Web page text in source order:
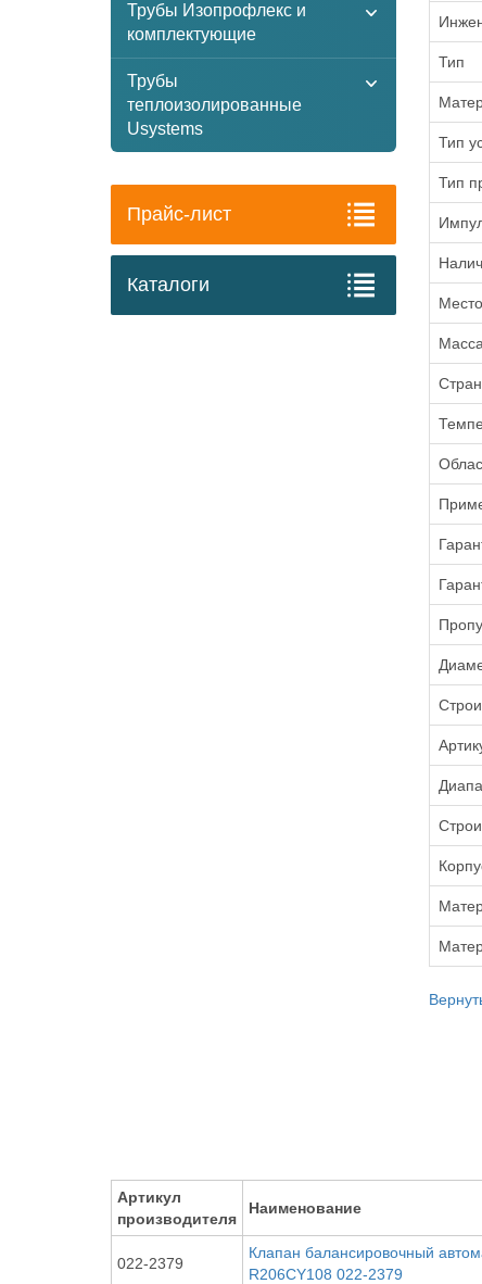
Трубы Изопрофлекс и
комплектующие
Трубы
теплоизолированные
Usystems
Прайс-лист
Каталоги
Тип
Тип
Тип
Артикул
производителя
Наименование
022-2379
Клапан балансировочный
R206CY108 022-2379